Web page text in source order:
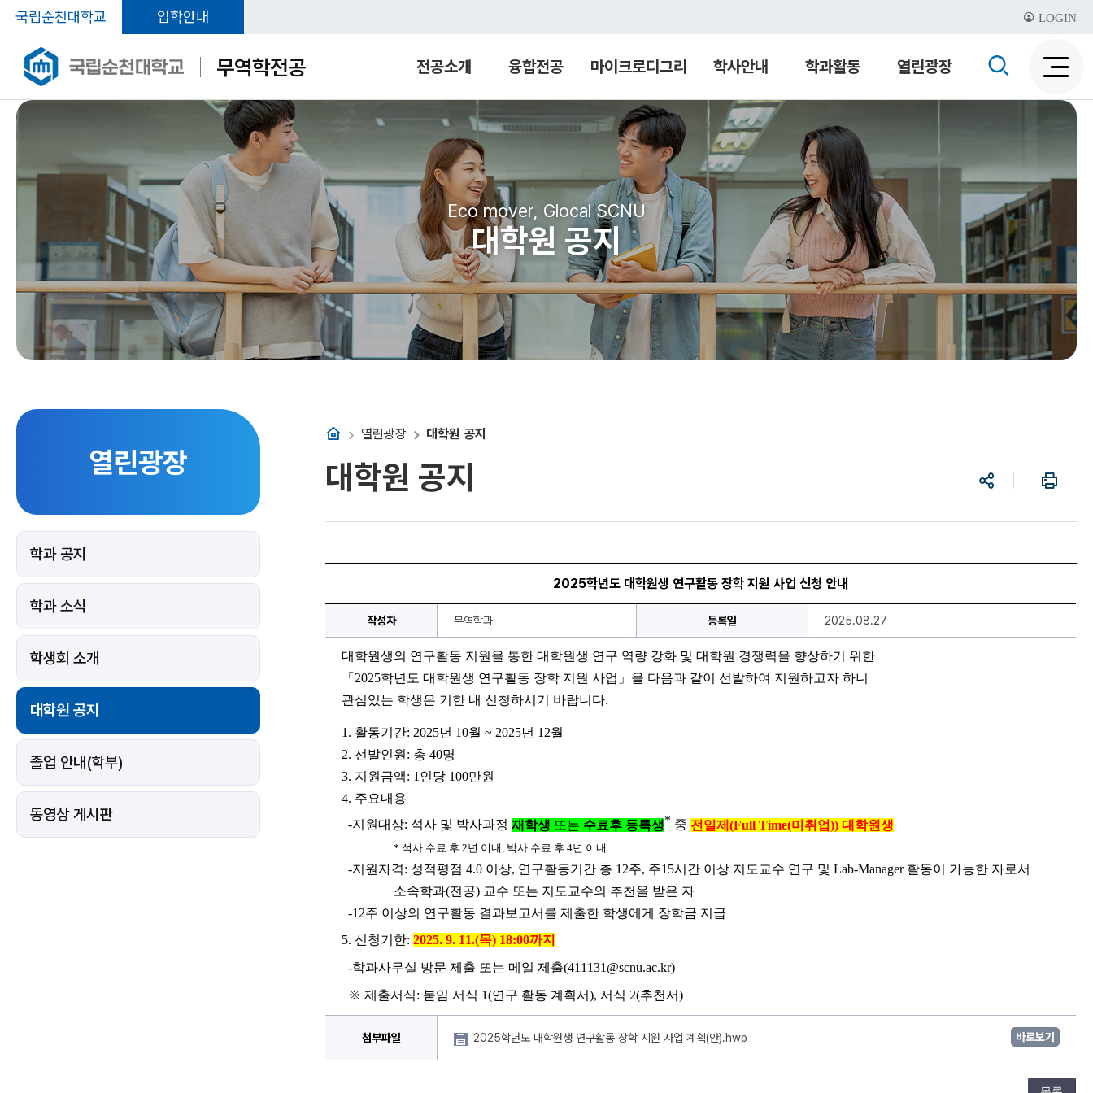
국립순천대학교 입학안내 LOGIN
무역학전공 전공소개 융합전공 마이크로디그리 학사안내 학과활동 열린광장
색
성
화
색
Eco mover, Glocal SCNU
대학원 공지
홈 열린광장 대학원 공지
열린광장
학과 공지
학과 소식
학생회 소개
대학원 공지
졸업 안내(학부)
동영상 게시판
공
프
린
대학원 공지
도
원
2025학년도 대학원생 연구활동 장학 지원 사업 신청 안내
작성자 무역학과 등록일 2025.08.27
대학원생의 연구활동 지원을 통한 대학원생 연구 역량 강화 및 대학원 경쟁력을 향상하기 위한
「 2025학년도 대학원생 연구활동 장학 지원 사업 」 을 다음과 같이 선발하여 지원하고자 하니
관심있는 학생은 기한 내 신청하시기 바랍니다.
1. 활동기간: 2025년 10월 ~ 2025년 12월
2. 선발인원 : 총 40명
3. 지원금액: 1 인당 100만원
4. 주요내용
-지원대상: 석사 및 박사과정 재학생 또는 수료후 등록생* 중 전일제 (Full Time(미취업)) 대학원생
* 석사 수료 후 2년 이내, 박사 수료 후 4년 이내
-지원자격: 성적평점 4.0 이상, 연구활동기간 총 12주, 주15시간 이상 지도교수 연구 및 Lab-Manager 활동이 가능한 자로서
소속학과(전공) 교수 또는 지도교수의 추천을 받은 자
-12주 이상의 연구활동 결과보고서를 제출한 학생에게 장학금 지급
5. 신청기한: 2025. 9. 11.(목) 18:00까지
-학과사무실 방문 제출 또는 메일 제출(411131@scnu.ac.kr)
※ 제출서식: 붙임 서식 1(연구 활동 계획서), 서식 2(추천서)
첨부파일 2025학년도 대학원생 연구활동 장학 지원 사업 계획(안).hwp 바로보기